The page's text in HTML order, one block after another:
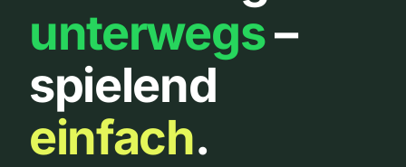
Über uns
Urbanlist
unterwegs–
spielend
einfach.